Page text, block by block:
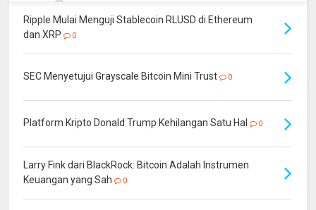
Ripple Mulai Menguji Stablecoin RLUSD di Ethereum
dan XRP
0
SEC Menyetujui Grayscale Bitcoin Mini Trust 0
Platform Kripto Donald Trump Kehilangan Satu Hal 0
Larry Fink dari BlackRock: Bitcoin Adalah Instrumen
Keuangan yang Sah
0